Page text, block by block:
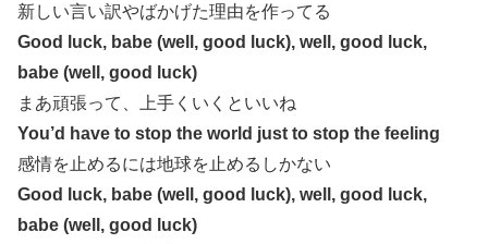
新しい言い訳やばかげた理由を作ってる
Good luck, babe (well, good luck), well, good luck,
babe (well, good luck)
まあ頑張って、上手くいくといいね
You’d have to stop the world just to stop the feeling
感情を止めるには地球を止めるしかない
Good luck, babe (well, good luck), well, good luck,
babe (well, good luck)